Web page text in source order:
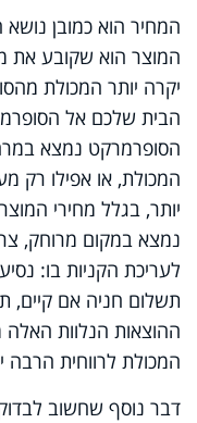
המחיר הוא כמובן
המוצר הוא שקובע את
יקרה יותר המכולת
הבית שלכם אל
הסופרמרקט נמצא
המכולת, או אפילו רק
יותר, בגלל מחירי
נמצא במקום מרוחק,
לעריכת הקניות בו:
תשלום חניה אם קיים,
ההוצאות הנלוות
המכולת לרווחית הרבה
דבר נוסף שחשוב